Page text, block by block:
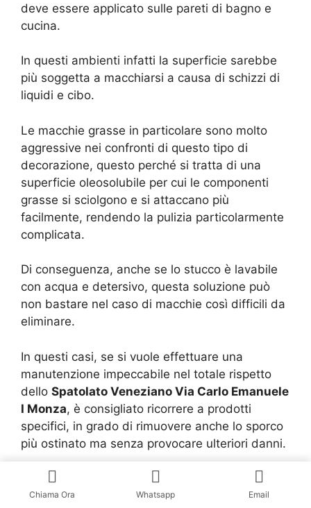
deve essere applicato sulle pareti di bagno e
cucina.
In questi ambienti infatti la superficie sarebbe
più soggetta a macchiarsi a causa di schizzi di
liquidi e cibo.
Le macchie grasse in particolare sono molto
aggressive nei confronti di questo tipo di
decorazione, questo perché si tratta di una
superficie oleosolubile per cui le componenti
grasse si sciolgono e si attaccano più
facilmente, rendendo la pulizia particolarmente
complicata.
Di conseguenza, anche se lo stucco è lavabile
con acqua e detersivo, questa soluzione può
non bastare nel caso di macchie così difficili da
eliminare.
In questi casi, se si vuole effettuare una
manutenzione impeccabile nel totale rispetto
dello Spatolato Veneziano Via Carlo Emanuele
I Monza, è consigliato ricorrere a prodotti
specifici, in grado di rimuovere anche lo sporco
più ostinato ma senza provocare ulteriori danni.
Per questo, sul mercato sono disponibili
detergenti appositi per le superfici lisce e
Chiama Ora Whatsapp Email